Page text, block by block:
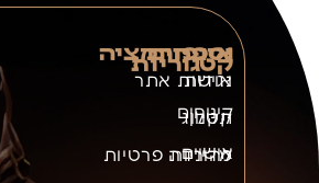
קטגוריות
קינוחים
אישיים
אינפורמציה
אודות
קטלוג
להורדה
נספחים
נגישות אתר
תקנון
מדיניות פרטיות